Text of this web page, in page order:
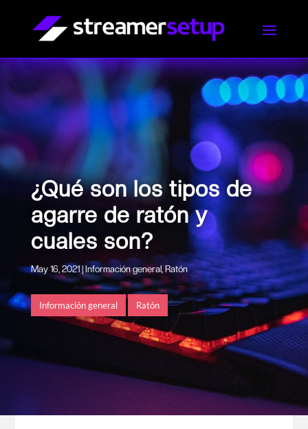
¿Qué son los tipos de
agarre de ratón y
cuales son?
May 16, 2021 Información general ,Ratón
Información general Ratón